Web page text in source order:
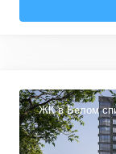
2-комн. кв.
40,4–72,7 м²
ЖК в Белом